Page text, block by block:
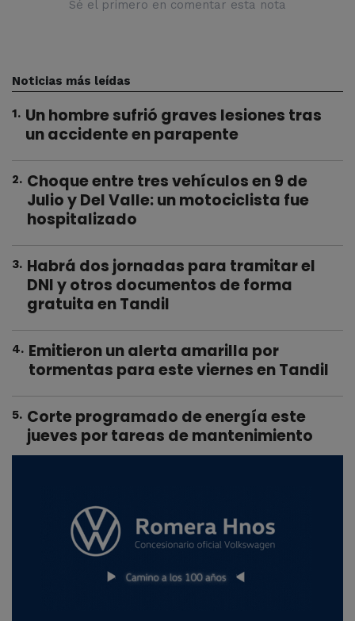
Sé el primero en comentar esta nota
Noticias más leídas
1. Un hombre sufrió graves lesiones tras
un accidente en parapente
2. Choque entre tres vehículos en 9 de
Julio y Del Valle: un motociclista fue
hospitalizado
3. Habrá dos jornadas para tramitar el
DNI y otros documentos de forma
gratuita en Tandil
4. Emitieron un alerta amarilla por
tormentas para este viernes en Tandil
5. Corte programado de energía este
jueves por tareas de mantenimiento